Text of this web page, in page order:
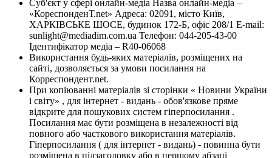
Суб'єкт у сфері онлайн-медіа Назва онлайн-медіа –
«КореспонденТ.net» Адреса: 02091, місто Київ,
ХАРКІВСЬКЕ ШОСЕ, будинок 172-Б, офіс 208/1 E-mail:
sunlight@mediadim.com.ua Телефон: 044-205-43-00
Ідентифікатор медіа – R40-06068
Використання будь-яких матеріалів, розміщених на
сайті, дозволяється за умови посилання на
Корреспондент.net.
При копіюванні матеріалів зі сторінки « Новини України
і світу» , для інтернет - видань - обов'язкове пряме
відкрите для пошукових систем гіперпосилання .
Посилання має бути розміщена в незалежності від
повного або часткового використання матеріалів.
Гіперпосилання ( для інтернет - видань) - повинна бути
розміщена в підзаголовку або в першому абзаці